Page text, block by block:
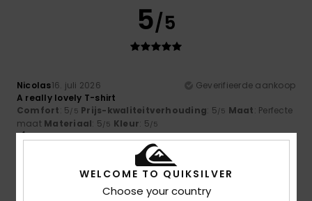
5/5
Nicolas16. juli 2026
Geverifieerde aankoop
A really lovely T-shirt
Comfort: 5/5 Prijs-kwaliteitverhouding: 5/5 Maat: Perfecte
maat Materiaal: 5/5 Kleur: 5/5
Ik raad dit product aan
5/5
WELCOME TO QUIKSILVER
Choose your country